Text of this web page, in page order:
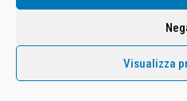
Visualizza